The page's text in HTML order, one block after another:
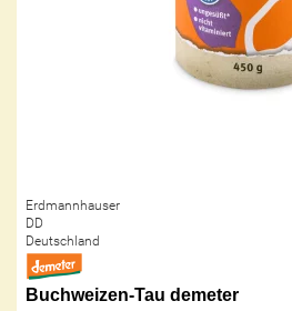
Erdmannhauser
DD
Deutschland
Buchweizen-Tau demeter